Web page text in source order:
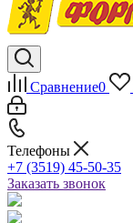
Сравнение0
Телефоны
+7 (3519) 45-50-35
Заказать звонок